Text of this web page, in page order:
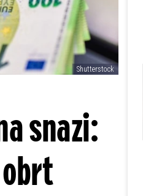
Shutterstock
snazi: